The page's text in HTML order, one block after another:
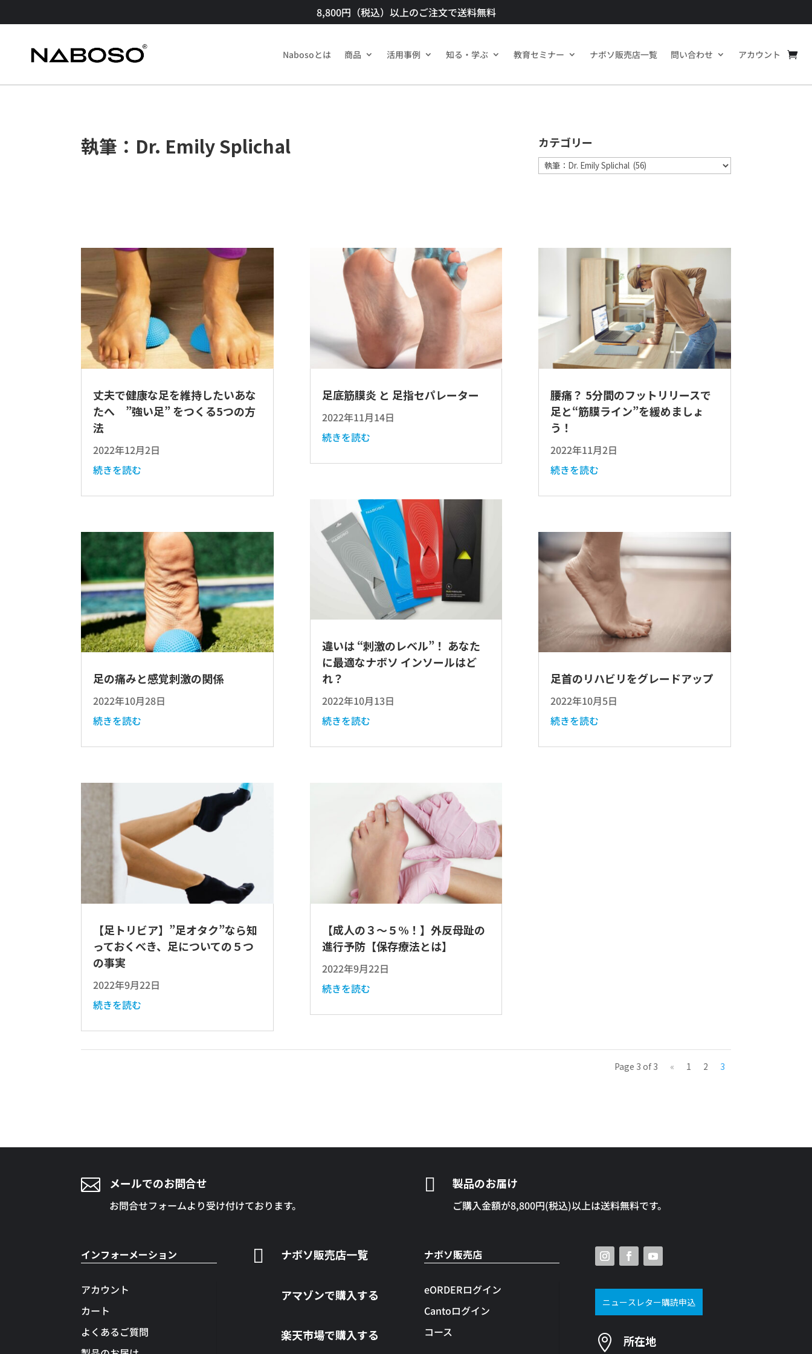
8,800円（税込）以上のご注文で送料無料​
Nabosoとは 商品​ 活用事例 知る・学ぶ 教育セミナー ナボソ販売店一覧 問い合わせ アカウント
執筆：Dr. Emily Splichal カテゴリー
カ
丈夫で健康な足を維持したいあな
たへ ”強い足” をつくる5つの方
法
2022年12月2日
続きを読む
足の痛みと感覚刺激の関係
2022年10月28日
続きを読む
【足トリビア】”足オタク”なら知
っておくべき、足についての５つ
の事実
2022年9月22日
続きを読む
足底筋膜炎 と 足指セパレーター
2022年11月14日
続きを読む
違いは “刺激のレベル”！ あなた
に最適なナボソ インソールはど
れ？
2022年10月13日
続きを読む
【成人の３～５%！】外反母趾の
進行予防【保存療法とは】
2022年9月22日
続きを読む
腰痛？ 5分間のフットリリースで
足と“筋膜ライン”を緩めましょ
う！
2022年11月2日
続きを読む
足首のリハビリをグレードアップ
2022年10月5日
続きを読む
Page 3 of 3 « 1 2 3
 メールでのお問合せ
お問合せフォームより受け付けております。
 製品のお届け
ご購入金額が8,800円(税込)以上は送料無料です。
インフォーメーション
アカウント
カート
よくあるご質問
 ナボソ販売店一覧
アマゾンで購入する
楽天市場で購入する
ナボソ販売店
eORDERログイン
Cantoログイン
コース
ニュースレター購読申込
 所在地